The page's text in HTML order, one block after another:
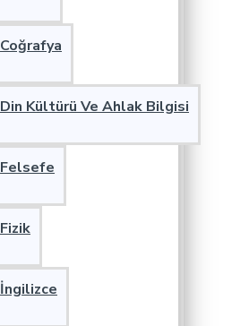
Coğrafya
Din Kültürü Ve Ahlak Bilgisi
Felsefe
Fizik
İngilizce